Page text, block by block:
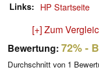
Links HP Startseite
[+] Zum
Bewertung: 72%-
Durchschnitt von 1